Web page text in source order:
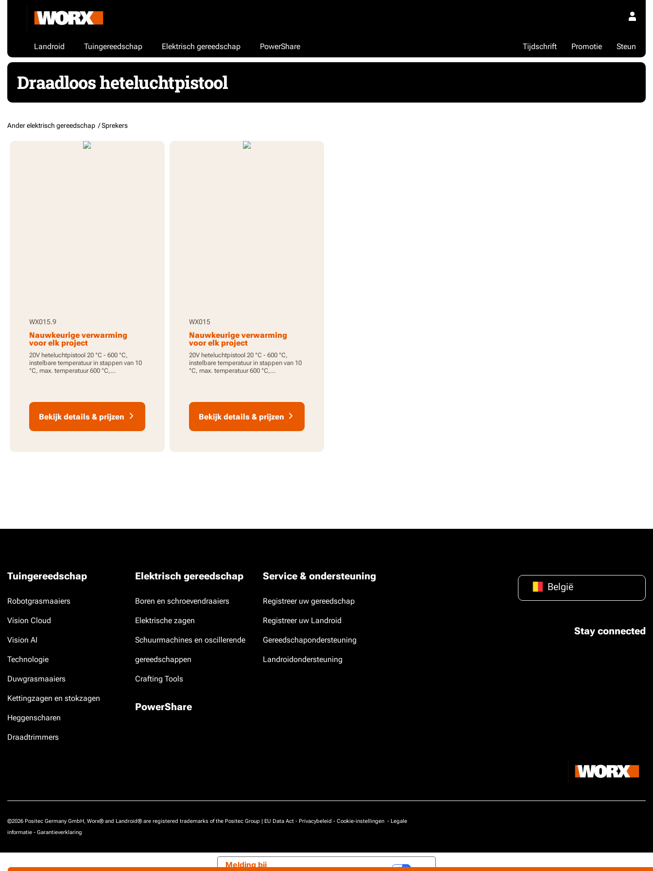
Landroid Tuingereedschap Elektrisch gereedschap PowerShare Steun
Promotie
Tijdschrift
Draadloos heteluchtpistool
Ander elektrisch gereedschap /Sprekers
WX015.9
Nauwkeurige verwarming
voor elk project
20V heteluchtpistool 20 °C - 600 °C,
instelbare temperatuur in stappen van 10
°C, max. temperatuur 600 °C,
Bekijk details & prijzen
WX015
Nauwkeurige verwarming
voor elk project
20V heteluchtpistool 20 °C - 600 °C,
instelbare temperatuur in stappen van 10
°C, max. temperatuur 600 °C,
Bekijk details & prijzen
Tuingereedschap
Robotgrasmaaiers
Vision Cloud
Vision AI
Technologie
Duwgrasmaaiers
Kettingzagen en stokzagen
Heggenscharen
Draadtrimmers
Elektrisch gereedschap
Boren en schroevendraaiers
Elektrische zagen
Schuurmachines en oscillerende
gereedschappen
Crafting Tools
PowerShare
Service & ondersteuning
Registreer uw gereedschap
Registreer uw Landroid
Gereedschapondersteuning
Landroidondersteuning
België
Stay connected
©2026 Positec Germany GmbH, Worx® and Landroid® are registered trademarks of the Positec Group | EU Data Act - Privacybeleid - Cookie-instellingen - Legale
informatie - Garantieverklaring
Melding bij
Uw privacy-opties